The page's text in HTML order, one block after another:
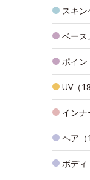
スキン
ベース
ポイン
UV（18
インナ
ヘア（
ボディ